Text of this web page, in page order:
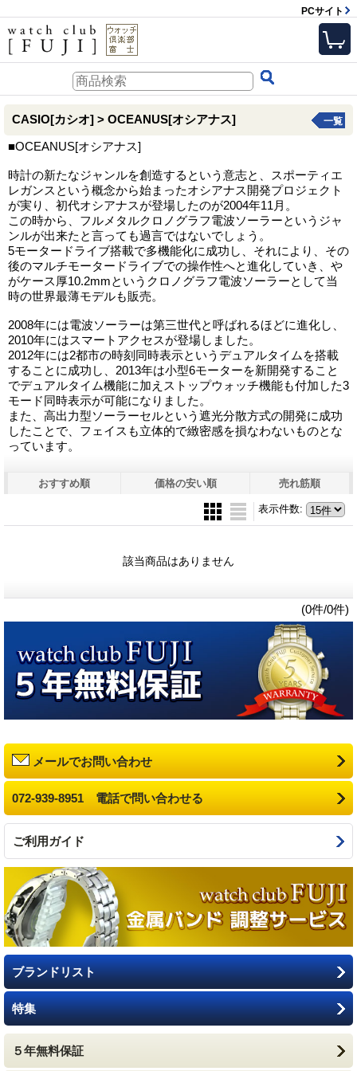
PCサイト
CASIO[カシオ] > OCEANUS[オシアナス]
■OCEANUS[オシアナス]
時計の新たなジャンルを創造するという意志と、スポーティエ
レガンスという概念から始まったオシアナス開発プロジェクト
が実り、初代オシアナスが登場したのが2004年11月。
この時から、フルメタルクロノグラフ電波ソーラーというジャ
ンルが出来たと言っても過言ではないでしょう。
5モータードライブ搭載で多機能化に成功し、それにより、その
後のマルチモータードライブでの操作性へと進化していき、や
がケース厚10.2mmというクロノグラフ電波ソーラーとして当
時の世界最薄モデルも販売。
2008年には電波ソーラーは第三世代と呼ばれるほどに進化し、
2010年にはスマートアクセスが登場しました。
2012年には2都市の時刻同時表示というデュアルタイムを搭載
することに成功し、2013年は小型6モーターを新開発すること
でデュアルタイム機能に加えストップウォッチ機能も付加した3
モード同時表示が可能になりました。
また、高出力型ソーラーセルという遮光分散方式の開発に成功
したことで、フェイスも立体的で緻密感を損なわないものとな
っています。
一覧
おすすめ順 価格の安い順 売れ筋順
表示件数:
該当商品はありません
(0件/0件)
メールでお問い合わせ
072-939-8951 電話で問い合わせる
ご利用ガイド
ブランドリスト
特集
５年無料保証